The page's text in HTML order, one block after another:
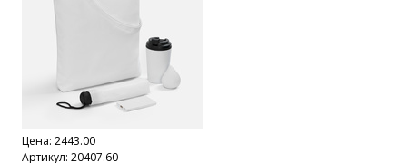
Цена: 2443.00
Артикул: 20407.60